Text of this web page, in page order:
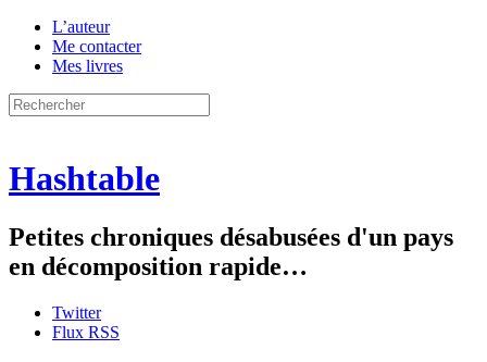
L’auteur
Me contacter
Mes livres
Hashtable
Petites chroniques désabusées d'un pays
en décomposition rapide…
Twitter
Flux RSS